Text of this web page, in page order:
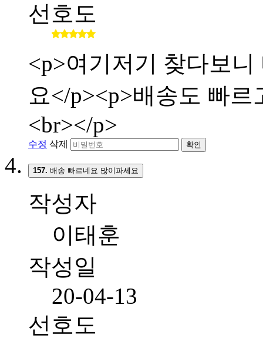
선호도
<p>여기저기 찾다보
요</p><p>배송도 빠
<br></p>
수정 삭제 확인
157. 배송 빠르네요 많이파세요
작성자
이태훈
작성일
20-04-13
선호도